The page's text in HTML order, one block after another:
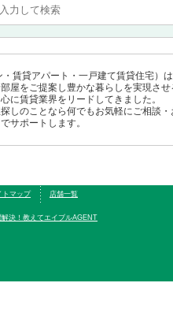
賃貸アパート・一戸建て賃貸住宅）
屋をご提案し豊かな暮らしを実現さ
に賃貸業界をリードしてきました。
しのことなら何でもお気軽にご相談・
サポートします。
トマップ 店舗一覧
決！教えてエイブルAGENT